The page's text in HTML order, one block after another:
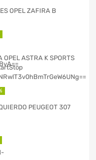
OPEL ZAFIRA B
OPEL ASTRA K SPORTS
PEUGEOT 307